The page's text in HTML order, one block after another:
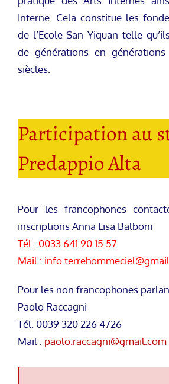
Interne. Cela constitue les
de l’Ecole San Yiquan telle
de générations en
siècles.
Participation au
Predappio Alta
Pour les francophones
inscriptions Anna Lisa Balboni
Tél.: 0033 641 90 15 57
Mail :
Pour les non francophones
Paolo Raccagni
Tél. 0039 320 226 4726
Mail : paolo.raccagni@gmail.com